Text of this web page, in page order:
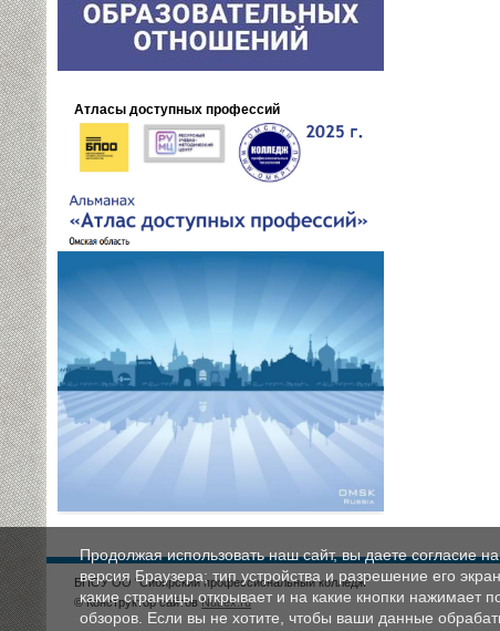
Атласы доступных профессий
БПОУ ОО "Сибирский профессиональный колледж"
© Конструктор сайтовNubex.ru
Продолжая использовать наш сайт, вы даете согласие
версия Браузера; тип устройства и разрешение его
какие страницы открывает и на какие кнопки нажимает
обзоров. Если вы не хотите, чтобы ваши данные